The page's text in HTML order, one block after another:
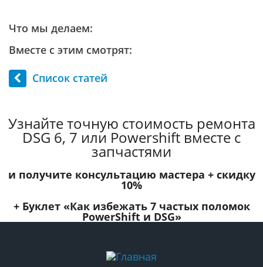
Что мы делаем:
Вместе с этим смотрят:
Список статей
Узнайте точную стоимость ремонта
DSG 6, 7 или Powershift вместе с
запчастями
и получите консультацию мастера + скидку
10%
+ Буклет «Как избежать 7 частых поломок
PowerShift и DSG»